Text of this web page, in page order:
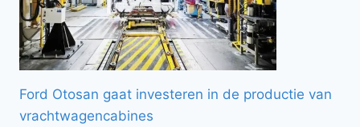
Ford Otosan gaat investeren in de productie van
vrachtwagencabines